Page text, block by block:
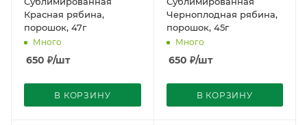
Красная рябина,
порошок, 47г
Много
650 ₽/шт
В КОРЗИНУ
Черноплодная рябина,
порошок, 45г
Много
650 ₽/шт
В КОРЗИНУ